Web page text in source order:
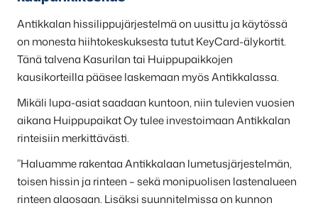
Antikkalan hissilippujärjestelmä on uusittu ja käytössä
on monesta hiihtokeskuksesta tutut KeyCard-älykortit.
Tänä talvena Kasurilan tai Huippupaikkojen
kausikorteilla pääsee laskemaan myös Antikkalassa.
Mikäli lupa-asiat saadaan kuntoon, niin tulevien vuosien
aikana Huippupaikat Oy tulee investoimaan Antikkalan
rinteisiin merkittävästi.
”Haluamme rakentaa Antikkalaan lumetusjärjestelmän,
toisen hissin ja rinteen – sekä monipuolisen lastenalueen
rinteen alaosaan. Lisäksi suunnitelmissa on kunnon